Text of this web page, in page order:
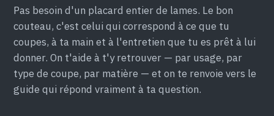
Pas besoin d'un placard entier de lames. Le bon
couteau, c'est celui qui correspond à ce que tu
coupes, à ta main et à l'entretien que tu es prêt à lui
donner. On t'aide à t'y retrouver — par usage, par
type de coupe, par matière — et on te renvoie vers le
guide qui répond vraiment à ta question.